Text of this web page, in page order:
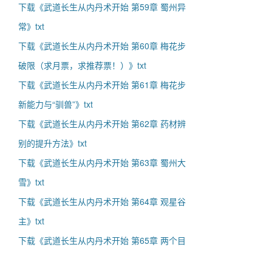
下载《武道长生从内丹术开始 第59章 蜀州异
常》txt
下载《武道长生从内丹术开始 第60章 梅花步
破限（求月票，求推荐票！）》txt
下载《武道长生从内丹术开始 第61章 梅花步
新能力与“驯兽”》txt
下载《武道长生从内丹术开始 第62章 药材辨
别的提升方法》txt
下载《武道长生从内丹术开始 第63章 蜀州大
雪》txt
下载《武道长生从内丹术开始 第64章 观星谷
主》txt
下载《武道长生从内丹术开始 第65章 两个目